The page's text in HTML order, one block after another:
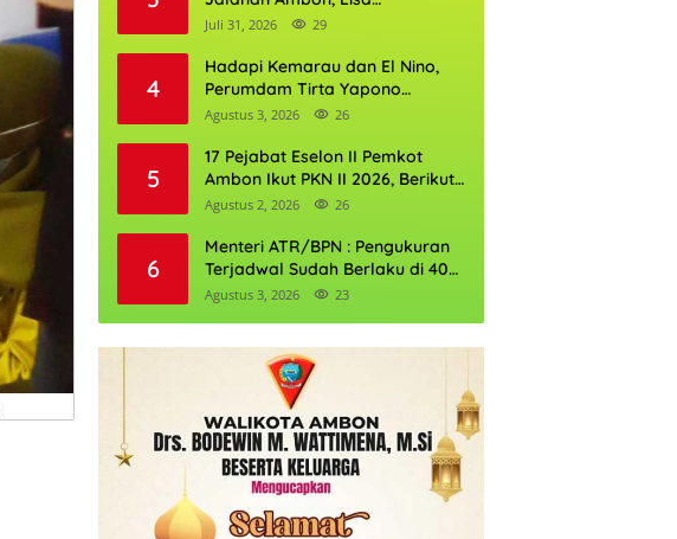
Wattimena: Tak Ada Anak yang
Depannya
Juli 31, 2026 29
4
Hadapi Kemarau dan El Nino,
Perumdam Tirta Yapono
Perkuat Cadangan Air Ambon
Agustus 3, 2026 26
5
17 Pejabat Eselon II Pemkot
Ambon Ikut PKN II 2026, Berikut
Daftarnya
Agustus 2, 2026 26
6
Menteri ATR/BPN : Pengukuran
Terjadwal Sudah Berlaku di 400
Kantor Pertanahan
Agustus 3, 2026 23